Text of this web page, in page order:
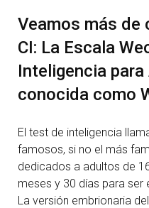
Veamos más
CI: La Escala
Inteligencia
conocida como
El test de inteligencia
famosos, si no el más
dedicados a adultos de
meses y 30 días para ser
La versión embrionaria